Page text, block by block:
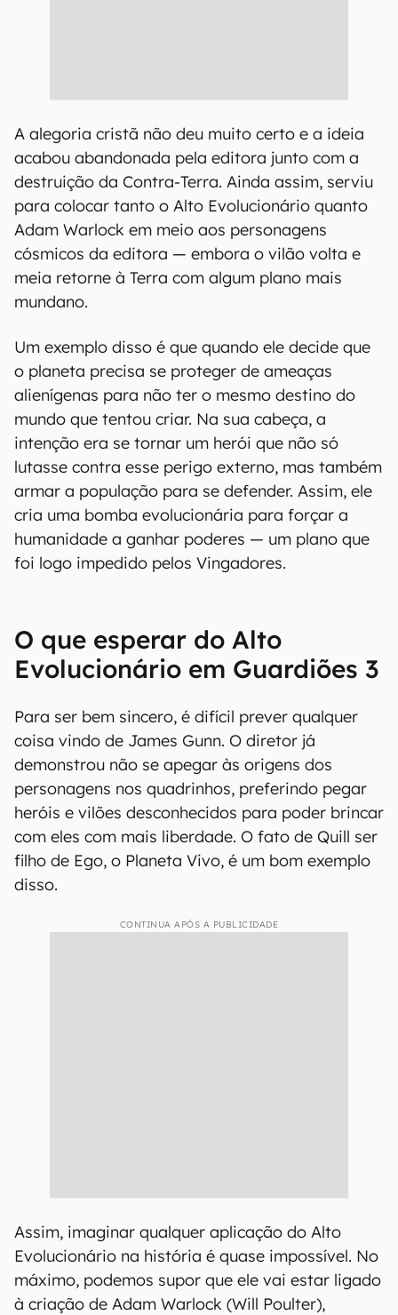
A alegoria cristã não deu muito certo e a ideia
acabou abandonada pela editora junto com a
destruição da Contra-Terra. Ainda assim, serviu
para colocar tanto o Alto Evolucionário quanto
Adam Warlock em meio aos personagens
cósmicos da editora — embora o vilão volta e
meia retorne à Terra com algum plano mais
mundano.
Um exemplo disso é que quando ele decide que
o planeta precisa se proteger de ameaças
alienígenas para não ter o mesmo destino do
mundo que tentou criar. Na sua cabeça, a
intenção era se tornar um herói que não só
lutasse contra esse perigo externo, mas também
armar a população para se defender. Assim, ele
cria uma bomba evolucionária para forçar a
humanidade a ganhar poderes — um plano que
foi logo impedido pelos Vingadores.
O que esperar do Alto
Evolucionário em Guardiões 3
Para ser bem sincero, é difícil prever qualquer
coisa vindo de James Gunn. O diretor já
demonstrou não se apegar às origens dos
personagens nos quadrinhos, preferindo pegar
heróis e vilões desconhecidos para poder brincar
com eles com mais liberdade. O fato de Quill ser
filho de Ego, o Planeta Vivo, é um bom exemplo
disso.
CONTINUA APÓS A PUBLICIDADE
Assim, imaginar qualquer aplicação do Alto
Evolucionário na história é quase impossível. No
máximo, podemos supor que ele vai estar ligado
à criação de Adam Warlock (Will Poulter),